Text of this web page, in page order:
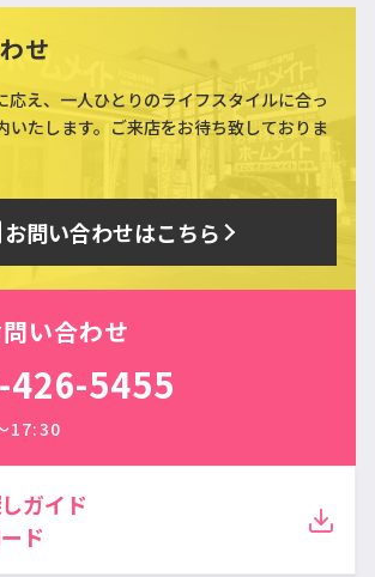
せ
応え、一人ひとりのライフスタイルに合っ
いたします。ご来店をお待ち致しておりま
お問い合わせはこちら
い合わせ
426-5455
17:30
ガイド
ド